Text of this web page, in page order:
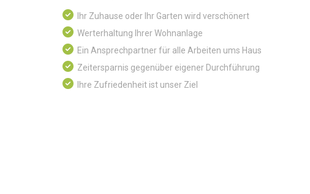
Ihr Zuhause oder Ihr Garten wird verschönert
Werterhaltung Ihrer Wohnanlage
Ein Ansprechpartner für alle Arbeiten ums Haus
Zeitersparnis gegenüber eigener Durchführung
Ihre Zufriedenheit ist unser Ziel